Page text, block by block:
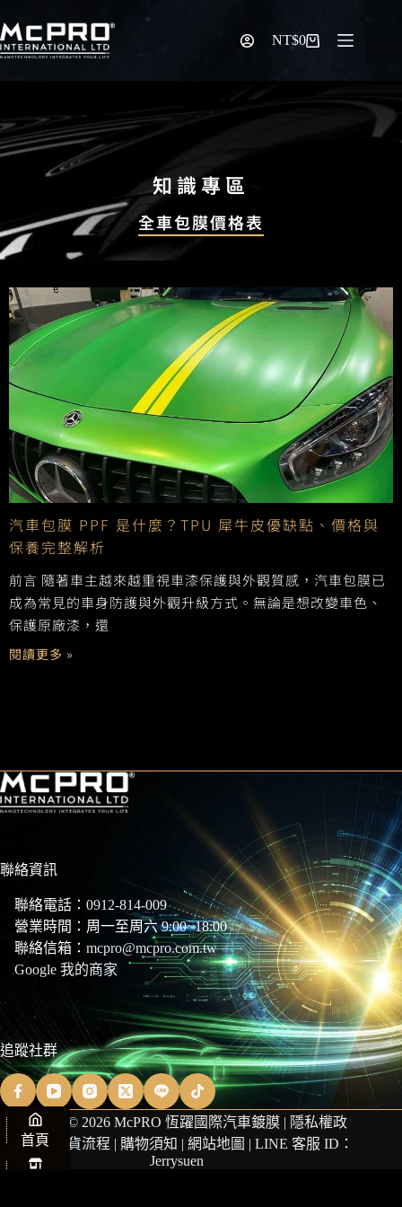
NT$0
知識專區
全車包膜價格表
汽車包膜 PPF 是什麼？TPU 犀牛皮優缺點、價格與
保養完整解析
前言 隨著車主越來越重視車漆保護與外觀質感，汽車包膜已
成為常見的車身防護與外觀升級方式。無論是想改變車色、
保護原廠漆，還
閱讀更多 »
聯絡資訊
聯絡電話： 0912-814-009
營業時間：周一至周六 9:00~18:00
聯絡信箱： mcpro@mcpro.com.tw
Google 我的商家
追蹤社群
Copyright © 2026 McPRO 恆躍國際汽車鍍膜 | 隱私權政
策
|商品退貨流程 | 購物須知 |網站地圖 | LINE 客服 ID：
Jerrysuen
首頁